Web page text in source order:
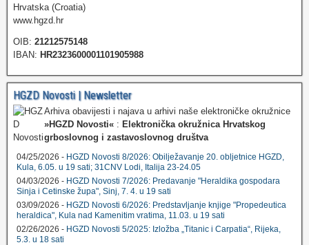
Hrvatska (Croatia)
www.hgzd.hr
OIB: 21212575148
IBAN: HR2323600001101905988
HGZD Novosti | Newsletter
Arhiva obavijesti i najava u arhivi naše elektroničke okružnice
»HGZD Novosti« : Elektronička okružnica Hrvatskog
grboslovnog i zastavoslovnog društva
04/25/2026 - HGZD Novosti 8/2026: Obilježavanje 20. obljetnice HGZD,
Kula, 6.05. u 19 sati; 31CNV Lodi, Italija 23-24.05
04/03/2026 - HGZD Novosti 7/2026: Predavanje "Heraldika gospodara
Sinja i Cetinske župa", Sinj, 7. 4. u 19 sati
03/09/2026 - HGZD Novosti 6/2026: Predstavljanje knjige "Propedeutica
heraldica", Kula nad Kamenitim vratima, 11.03. u 19 sati
02/26/2026 - HGZD Novosti 5/2025: Izložba „Titanic i Carpatia“, Rijeka,
5.3. u 18 sati